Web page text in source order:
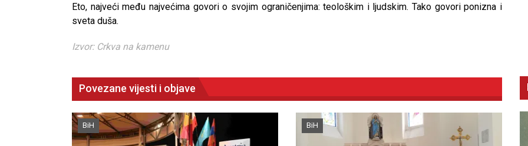
Eto, najveći među najvećima govori o svojim ograničenjima: teološkim i ljudskim. Tako govori ponizna i
sveta duša.
Izvor: Crkva na kamenu
Povezane vijesti i objave
BiH BiH